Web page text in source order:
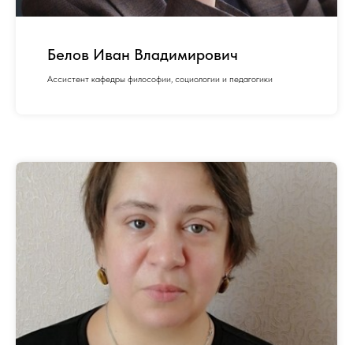
Белов Иван Владимирович
Ассистент кафедры философии, социологии и педагогики